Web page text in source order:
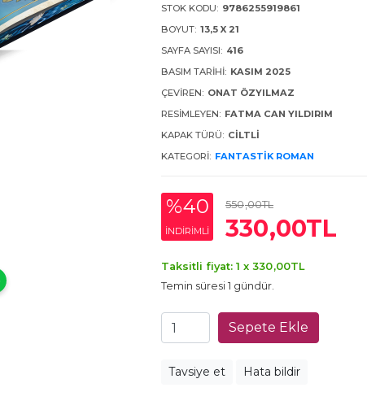
STOK KODU: 9786255919861
BOYUT: 13,5 X 21
SAYFA SAYISI: 416
BASIM TARIHI: KASIM 2025
ÇEVIREN: ONAT ÖZYILMAZ
RESIMLEYEN: FATMA CAN YILDIRIM
KAPAK TÜRÜ: CILTLI
KATEGORI: FANTASTIK ROMAN
%40
INDIRIMLI
550,00TL
330,00TL
Taksitli fiyat: 1 x 330,00TL
Temin süresi 1 gündür.
Sepete Ekle
Tavsiye et Hata bildir